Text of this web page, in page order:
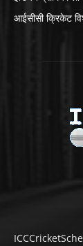
आईसीसी क्रिकेट